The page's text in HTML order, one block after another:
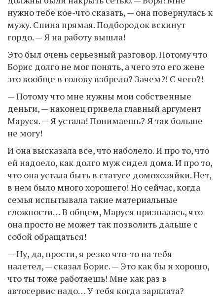
нужно тебе кое-что сказать, — она повернулась к
мужу. Спина прямая. Подбородок вскинут
гордо. — Я на работу вышла!
Это был очень серьезный разговор. Потому что
Борис долго не мог понять, а чего это его жене
это вообще в голову взбрело? Зачем?! С чего?!
— Потому что мне нужны мои собственные
деньги, — наконец привела главный аргумент
Маруся. — Я устала! Понимаешь? Я так больше
не могу!
И она высказала все, что наболело. И про то, что
ей надоело, как долго муж сидел дома. И про то,
что она устала быть в статусе домохозяйки. Нет,
в нем было много хорошего! Но сейчас, когда
семья испытывала такие материальные
сложности… В общем, Маруся призналась, что
она просто не может так позволить дальше с
собой обращаться!
— Ну, да, прости, я резко что-то на тебя
налетел, — сказал Борис. — Это как бы и хорошо,
что ты тоже работаешь! Мне как раз в
автосервис надо… У тебя когда зарплата?